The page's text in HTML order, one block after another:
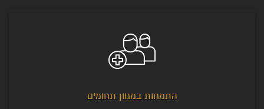
התמחות במגוון תחומים